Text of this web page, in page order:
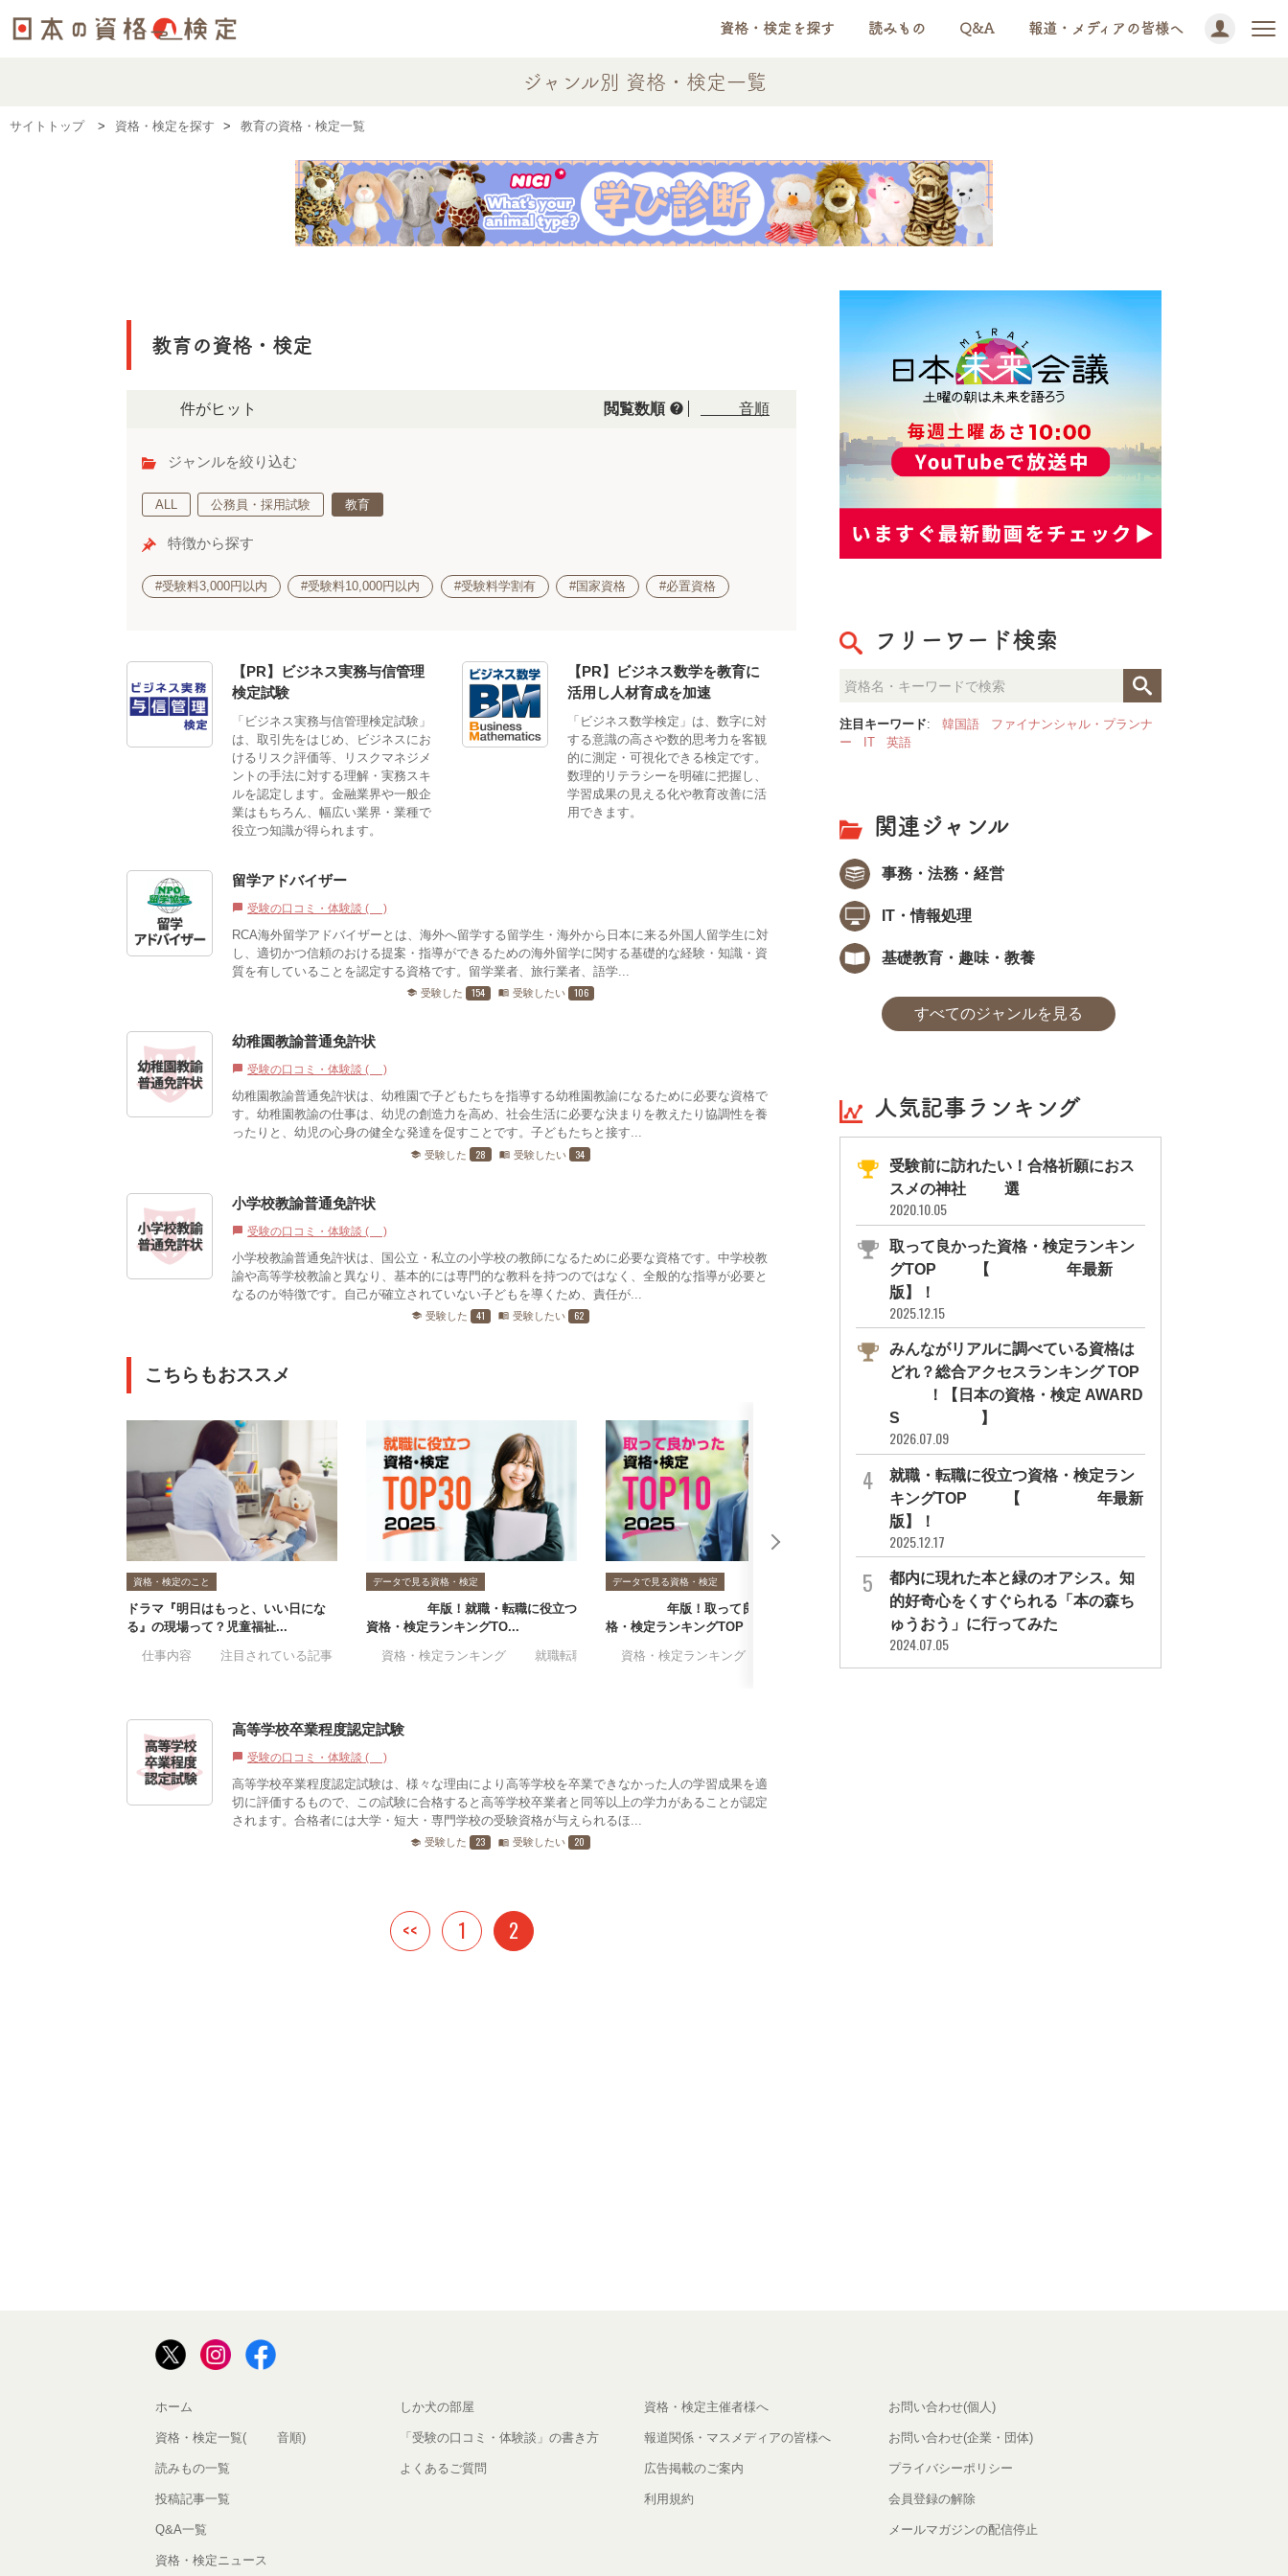
資格・検定を探す 読みもの Q&A 報道・メディアの皆様へ
ジャンル別 資格・検定一覧
サイトトップ 資格・検定を探す 教育の資格・検定一覧
教育の資格・検定
24件がヒット 閲覧数順 help 50音順
ジャンルを絞り込む
ALL 公務員・採用試験 教育
特徴から探す
#受験料3,000円以内 #受験料10,000円以内 #受験料学割有 #国家資格 #必置資格
【PR】ビジネス実務与信管理
検定試験
「ビジネス実務与信管理検定試験」
は、取引先をはじめ、ビジネスにお
けるリスク評価等、リスクマネジメ
ントの手法に対する理解・実務スキ
ルを認定します。金融業界や一般企
業はもちろん、幅広い業界・業種で
役立つ知識が得られます。
【PR】ビジネス数学を教育に
活用し人材育成を加速
「ビジネス数学検定」は、数字に対
する意識の高さや数的思考力を客観
的に測定・可視化できる検定です。
数理的リテラシーを明確に把握し、
学習成果の見える化や教育改善に活
用できます。
留学アドバイザー
chat_bubble 受験の口コミ・体験談 (0)
RCA海外留学アドバイザーとは、海外へ留学する留学生・海外から日本に来る外国人留学生に対
し、適切かつ信頼のおける提案・指導ができるための海外留学に関する基礎的な経験・知識・資
質を有していることを認定する資格です。留学業者、旅行業者、語学...
school 受験した 154 menu_book 受験したい 106
幼稚園教諭普通免許状
chat_bubble 受験の口コミ・体験談 (0)
幼稚園教諭普通免許状は、幼稚園で子どもたちを指導する幼稚園教諭になるために必要な資格で
す。幼稚園教諭の仕事は、幼児の創造力を高め、社会生活に必要な決まりを教えたり協調性を養
ったりと、幼児の心身の健全な発達を促すことです。子どもたちと接す...
school 受験した 28 menu_book 受験したい 34
小学校教諭普通免許状
chat_bubble 受験の口コミ・体験談 (0)
小学校教諭普通免許状は、国公立・私立の小学校の教師になるために必要な資格です。中学校教
諭や高等学校教諭と異なり、基本的には専門的な教科を持つのではなく、全般的な指導が必要と
なるのが特徴です。自己が確立されていない子どもを導くため、責任が...
school 受験した 41 menu_book 受験したい 62
こちらもおススメ
資格・検定のこと
ドラマ『明日はもっと、いい日にな
る』の現場って？児童福祉...
#仕事内容
#注目されている記事 #おススメ資格・検定
データで見る資格・検定
2025年版！就職・転職に役立つ
資格・検定ランキングTO...
#資格・検定ランキング
#就職転職 #アンケート #資格・検定に関するアンケート
データで見る資格・検定
2025年版！取って良かった資
格・検定ランキングTOP10
#資格・検定ランキング
学び効率UP
公務員こそ資格取得に励む理由があ
る！ 取得後すぐに役立つ...
資格・検定のこと
子供におススメしたい意外な資格！
高等学校卒業程度認定試験
chat_bubble 受験の口コミ・体験談 (0)
高等学校卒業程度認定試験は、様々な理由により高等学校を卒業できなかった人の学習成果を適
切に評価するもので、この試験に合格すると高等学校卒業者と同等以上の学力があることが認定
されます。合格者には大学・短大・専門学校の受験資格が与えられるほ...
school 受験した 23 menu_book 受験したい 20
<< 1 2
フリーワード検索
注目キーワード: 韓国語
ファイナンシャル・プランナ
ー
IT 英語
関連ジャンル
事務・法務・経営
IT・情報処理
基礎教育・趣味・教養
すべてのジャンルを見る
人気記事ランキング
受験前に訪れたい！合格祈願におス
スメの神社11選
2020.10.05
取って良かった資格・検定ランキン
グTOP10【2026年最新
版】！
2025.12.15
みんながリアルに調べている資格は
どれ？総合アクセスランキング TOP
10！【日本の資格・検定 AWARD
S 2026】
2026.07.09
就職・転職に役立つ資格・検定ラン
キングTOP30【2026年最新
版】！
2025.12.17
都内に現れた本と緑のオアシス。知
的好奇心をくすぐられる「本の森ち
ゅうおう」に行ってみた
2024.07.05
ホーム
資格・検定一覧(50音順)
読みもの一覧
投稿記事一覧
Q&A一覧
資格・検定ニュース
しか犬の部屋
「受験の口コミ・体験談」の書き方
よくあるご質問
資格・検定主催者様へ
報道関係・マスメディアの皆様へ
広告掲載のご案内
利用規約
お問い合わせ(個人)
お問い合わせ(企業・団体)
プライバシーポリシー
会員登録の解除
メールマガジンの配信停止